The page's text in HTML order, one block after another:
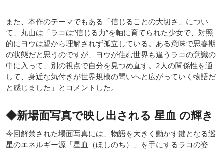
また、本作のテーマでもある「信じることの大切さ」につい
て、丸山は「ラコは“信じる力”を軸に育てられた少女で、対照
的にヨウは親から理解されず孤立している。ある意味で思春期
の状態だと思うのですが、ヨウが住む世界も違うラコの意識の
中に入って、別の視点で自分を見つめ直す。2人の関係性を通
して、身近な気付きが世界規模の問いへと広がっていく物語だ
と感じました」とコメントした。
◆新場面写真で映し出される 星血 の輝き
今回解禁された場面写真には、物語を大きく動かす鍵となる巡
星のエネルギー源「星血（ほしのち）」を手にするラコの姿